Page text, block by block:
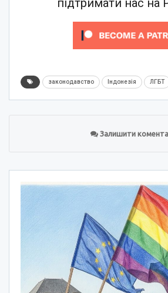
підтримати нас на
законодавство Індонезія ЛГБТ
Залишити